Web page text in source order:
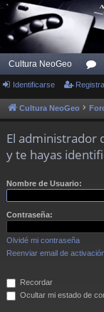
Cultura NeoGeo
or
os
Identificarse
Cultura NeoGeo
El administrador
y te hayas
Nombre de Usuario:
Contraseña:
Olvidé mi contraseña
Reenviar email de
Recordar
Ocultar mi estado de